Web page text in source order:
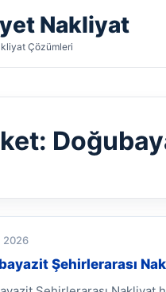
Nakliyat
Çözümleri
2026
Şehirlerarası